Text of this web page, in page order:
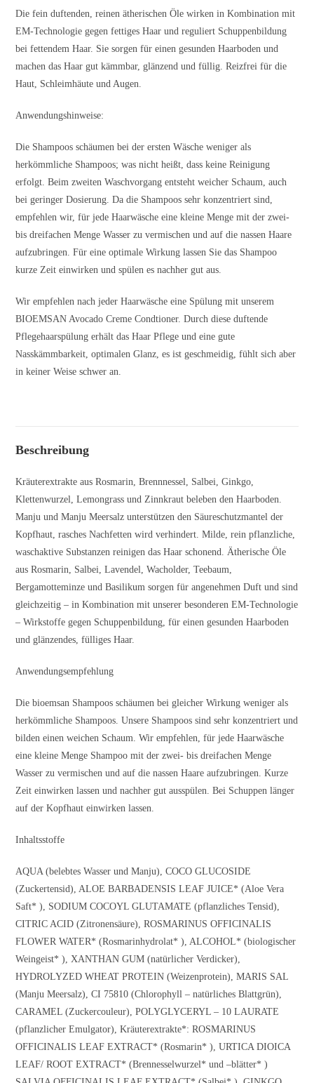
Die fein duftenden, reinen ätherischen Öle wirken in Kombination mit
EM-Technologie gegen fettiges Haar und reguliert Schuppenbildung
bei fettendem Haar. Sie sorgen für einen gesunden Haarboden und
machen das Haar gut kämmbar, glänzend und füllig. Reizfrei für die
Haut, Schleimhäute und Augen.
Anwendungshinweise:
Die Shampoos schäumen bei der ersten Wäsche weniger als
herkömmliche Shampoos; was nicht heißt, dass keine Reinigung
erfolgt. Beim zweiten Waschvorgang entsteht weicher Schaum, auch
bei geringer Dosierung. Da die Shampoos sehr konzentriert sind,
empfehlen wir, für jede Haarwäsche eine kleine Menge mit der zwei-
bis dreifachen Menge Wasser zu vermischen und auf die nassen Haare
aufzubringen. Für eine optimale Wirkung lassen Sie das Shampoo
kurze Zeit einwirken und spülen es nachher gut aus.
Wir empfehlen nach jeder Haarwäsche eine Spülung mit unserem
BIOEMSAN Avocado Creme Condtioner. Durch diese duftende
Pflegehaarspülung erhält das Haar Pflege und eine gute
Nasskämmbarkeit, optimalen Glanz, es ist geschmeidig, fühlt sich aber
in keiner Weise schwer an.
Beschreibung
Kräuterextrakte aus Rosmarin, Brennnessel, Salbei, Ginkgo,
Klettenwurzel, Lemongrass und Zinnkraut beleben den Haarboden.
Manju und Manju Meersalz unterstützen den Säureschutzmantel der
Kopfhaut, rasches Nachfetten wird verhindert. Milde, rein pflanzliche,
waschaktive Substanzen reinigen das Haar schonend. Ätherische Öle
aus Rosmarin, Salbei, Lavendel, Wacholder, Teebaum,
Bergamotteminze und Basilikum sorgen für angenehmen Duft und sind
gleichzeitig – in Kombination mit unserer besonderen EM-Technologie
– Wirkstoffe gegen Schuppenbildung, für einen gesunden Haarboden
und glänzendes, fülliges Haar.
Anwendungsempfehlung
Die bioemsan Shampoos schäumen bei gleicher Wirkung weniger als
herkömmliche Shampoos. Unsere Shampoos sind sehr konzentriert und
bilden einen weichen Schaum. Wir empfehlen, für jede Haarwäsche
eine kleine Menge Shampoo mit der zwei- bis dreifachen Menge
Wasser zu vermischen und auf die nassen Haare aufzubringen. Kurze
Zeit einwirken lassen und nachher gut ausspülen. Bei Schuppen länger
auf der Kopfhaut einwirken lassen.
Inhaltsstoffe
AQUA (belebtes Wasser und Manju), COCO GLUCOSIDE
(Zuckertensid), ALOE BARBADENSIS LEAF JUICE* (Aloe Vera
Saft* ), SODIUM COCOYL GLUTAMATE (pflanzliches Tensid),
CITRIC ACID (Zitronensäure), ROSMARINUS OFFICINALIS
FLOWER WATER* (Rosmarinhydrolat* ), ALCOHOL* (biologischer
Weingeist* ), XANTHAN GUM (natürlicher Verdicker),
HYDROLYZED WHEAT PROTEIN (Weizenprotein), MARIS SAL
(Manju Meersalz), CI 75810 (Chlorophyll – natürliches Blattgrün),
CARAMEL (Zuckercouleur), POLYGLYCERYL – 10 LAURATE
(pflanzlicher Emulgator), Kräuterextrakte*: ROSMARINUS
OFFICINALIS LEAF EXTRACT* (Rosmarin* ), URTICA DIOICA
LEAF/ ROOT EXTRACT* (Brennesselwurzel* und –blätter* )